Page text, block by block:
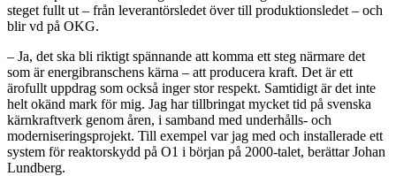
steget fullt ut – från leverantörsledet över till produktionsledet – och
blir vd på OKG.
– Ja, det ska bli riktigt spännande att komma ett steg närmare det
som är energibranschens kärna – att producera kraft. Det är ett
ärofullt uppdrag som också inger stor respekt. Samtidigt är det inte
helt okänd mark för mig. Jag har tillbringat mycket tid på svenska
kärnkraftverk genom åren, i samband med underhålls- och
moderniseringsprojekt. Till exempel var jag med och installerade ett
system för reaktorskydd på O1 i början på 2000-talet, berättar Johan
Lundberg.